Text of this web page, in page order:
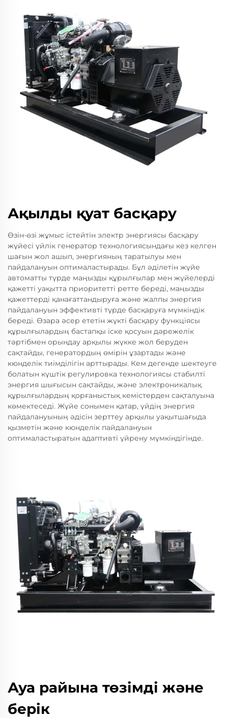
Ақылды қуат басқару
Өзін-өзі жұмыс істейтін электр энергиясы басқару
жүйесі үйлік генератор технологиясындағы кез келген
шағын жол ашып, энергияның таратылуы мен
пайдалануын оптималастырады. Бұл әділетін жүйе
автоматты түрде маңызды құрылғылар мен жүйелерді
қажетті уақытта приоритетті ретте береді, маңызды
қажеттерді қанағаттандыруға және жалпы энергия
пайдалануын эффективті түрде басқаруға мүмкіндік
береді. Өзара әсер ететін жүкті басқару функціясы
құрылғылардың бастапқы іске қосуын дәрежелік
тәртібмен орындау арқылы жүкке жол беруден
сақтайды, генератордың өмірін ұзартады және
кюнделік тиімділігін арттырады. Кем дегенде шектеуге
болатын күштік регулировка технологиясы стабилті
энергия шығысын сақтайды, және электроникалық
құрылғылардың қорғаныстық кемістерден сақталуына
көмектеседі. Жүйе сонымен қатар, үйдің энергия
пайдалануының әдісін зерттеу арқылы уақытшағыда
қызметін және кюнделік пайдалануын
оптималастыратын адаптивті үйрену мүмкіндігінде.
Ауа райына төзімді және
берік